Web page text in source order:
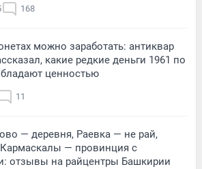
168
можно заработать: антиквар
какие редкие деньги 1961 по
ценностью
11
— деревня, Раевка — не рай,
— провинция с
отзывы на райцентры Башкирии